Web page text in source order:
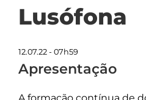
Lusófona
12.07.22 - 07h59
Apresentação